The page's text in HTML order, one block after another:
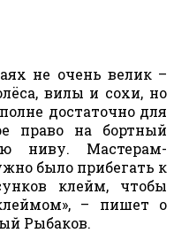
не очень велик –
вилы и сохи, но
достаточно для
право на бортный
ниву. Мастерам-
было прибегать к
клейм, чтобы
– пишет о
Рыбаков.